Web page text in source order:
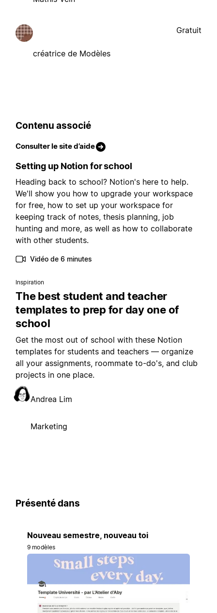
créatrice de Modèles
Gratuit
Contenu associé
Consulter le site d’aide
Setting up Notion for school
Heading back to school? Notion's here to help.
We'll show you how to upgrade your workspace
for free, how to set up your workspace for
keeping track of notes, thesis planning, job
hunting and more, as well as how to collaborate
with other students.
Vidéo de 6 minutes
Inspiration
The best student and teacher
templates to prep for day one of
school
Get the most out of school with these Notion
templates for students and teachers — organize
all your assignments, roommate to-do's, and club
projects in one place.
Andrea Lim
Marketing
Présenté dans
Nouveau semestre, nouveau toi
9 modèles